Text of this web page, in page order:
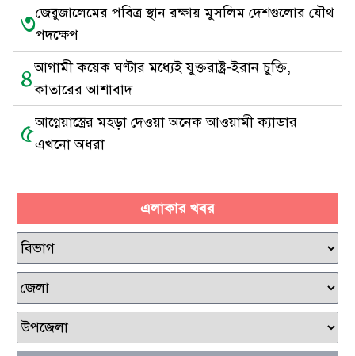
৩জেরুজালেমের পবিত্র স্থান রক্ষায় মুসলিম দেশগুলোর যৌথ
পদক্ষেপ
৪আগামী কয়েক ঘণ্টার মধ্যেই যুক্তরাষ্ট্র-ইরান চুক্তি,
কাতারের আশাবাদ
৫আগ্নেয়াস্ত্রের মহড়া দেওয়া অনেক আওয়ামী ক্যাডার
এখনো অধরা
এলাকার খবর